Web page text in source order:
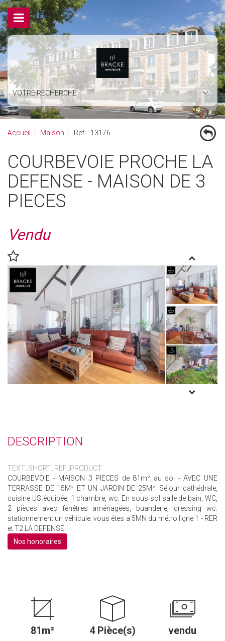
VOTRE RECHERCHE
Accueil Maison Ref. : 13176
COURBEVOIE PROCHE LA
DEFENSE - MAISON DE 3
PIECES
Vendu
DESCRIPTION
TEXT_SHORT_REF_PRODUCT
COURBEVOIE - MAISON 3 PIECES de 81m² au sol - AVEC UNE
TERRASSE DE 15M² ET UN JARDIN DE 25M². Séjour cathédrale,
cuisine US équipée, 1 chambre, wc. En sous sol salle de bain, WC,
2 pièces avec fenêtres aménagées, buanderie, dressing wc.
stationnement un véhicule. vous êtes a 5MN du métro ligne 1 - RER
et T2 LA DEFENSE.
Nos honoraires
81m² 4 Pièce(s) vendu